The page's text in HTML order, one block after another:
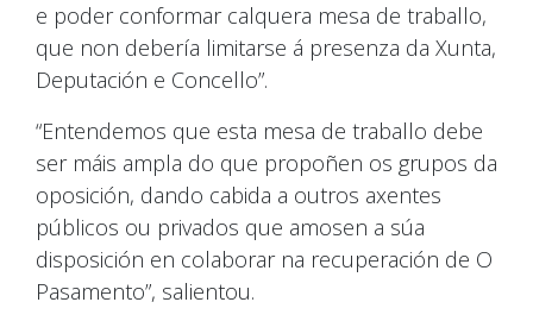
e poder conformar calquera mesa de traballo,
que non debería limitarse á presenza da Xunta,
Deputación e Concello”.
“Entendemos que esta mesa de traballo debe
ser máis ampla do que propoñen os grupos da
oposición, dando cabida a outros axentes
públicos ou privados que amosen a súa
disposición en colaborar na recuperación de O
Pasamento”, salientou.